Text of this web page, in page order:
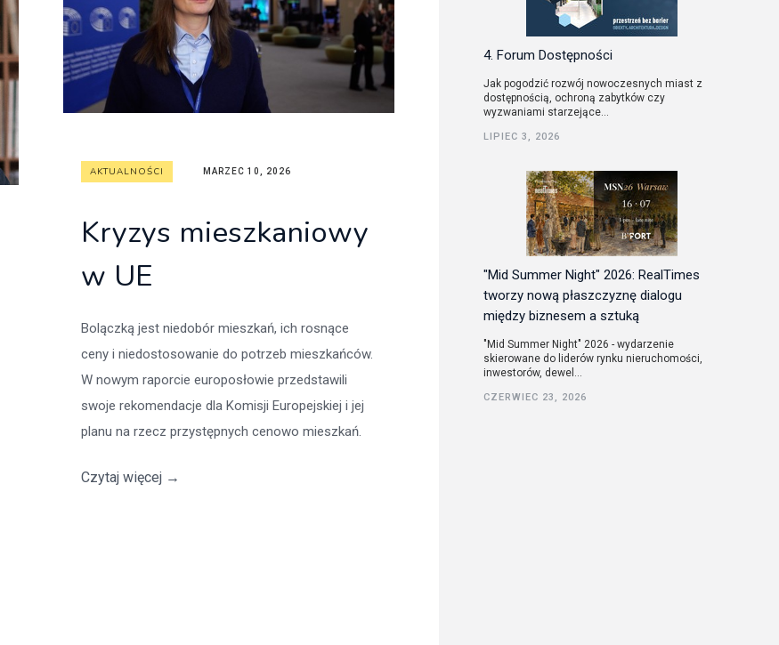
AKTUALNOŚCI MARZEC 10, 2026
Kryzys mieszkaniowy
w UE
Bolączką jest niedobór mieszkań, ich rosnące
ceny i niedostosowanie do potrzeb mieszkańców.
W nowym raporcie europosłowie przedstawili
swoje rekomendacje dla Komisji Europejskiej i jej
planu na rzecz przystępnych cenowo mieszkań.
Czytaj więcej →
4. Forum Dostępności
Jak pogodzić rozwój nowoczesnych miast z
dostępnością, ochroną zabytków czy
wyzwaniami starzejące...
LIPIEC 3, 2026
"Mid Summer Night" 2026: RealTimes
tworzy nową płaszczyznę dialogu
między biznesem a sztuką
"Mid Summer Night" 2026 - wydarzenie
skierowane do liderów rynku nieruchomości,
inwestorów, dewel...
CZERWIEC 23, 2026